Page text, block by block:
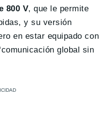
800 V, que le permite
y su versión
en estar equipado con
global sin